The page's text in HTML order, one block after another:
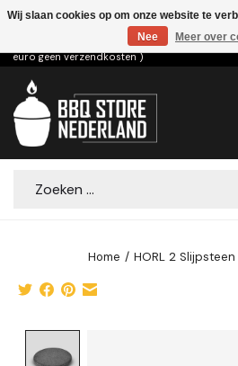
Voor 15.00u besteld dezelfde dag
euro geen verzendkosten )
Zoeken
Home / HORL 2
Wij slaan cookies op om onze website te
Nee
Meer over